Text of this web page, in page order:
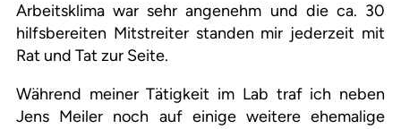
Arbeitsklima war sehr angenehm und die ca. 30
hilfsbereiten Mitstreiter standen mir jederzeit mit
Rat und Tat zur Seite.
Während meiner Tätigkeit im Lab traf ich neben
Jens Meiler noch auf einige weitere ehemalige